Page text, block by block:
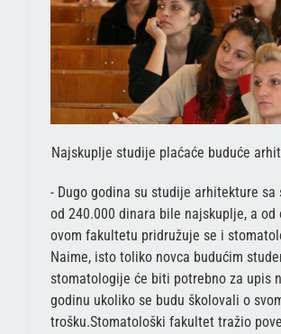
Najskuplje studije plaćaće buduće
- Dugo godina su studije arhitekture sa
od 240.000 dinara bile najskuplje, a od
ovom fakultetu pridružuje se i
Naime, isto toliko novca budućim
stomatologije će biti potrebno za upis
godinu ukoliko se budu školovali o
trošku.Stomatološki fakultet tražio